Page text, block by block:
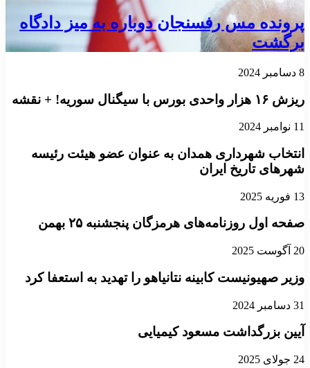
پرونده مس رفسنجان دوباره به میز دادگاه
برگشت
8 دسامبر 2024
ریزش ۱۶ هزار واحدی بورس با سیگنال سوریه! + نقشه
11 نوامبر 2024
انتخاب شهرداری همدان به عنوان عضو هیئت رئیسه
شهرهای تاریخ ایران
13 فوریه 2025
صفحه اول روزنامه‌های هرمزگان پنجشنبه ۲۵ بهمن
20 آگوست 2025
وزیر صهیونیست کابینه نتانیاهو را تهدید به استعفا کرد
31 دسامبر 2024
آیین بزرگداشت مسعود کیمیایی
24 جولای 2025